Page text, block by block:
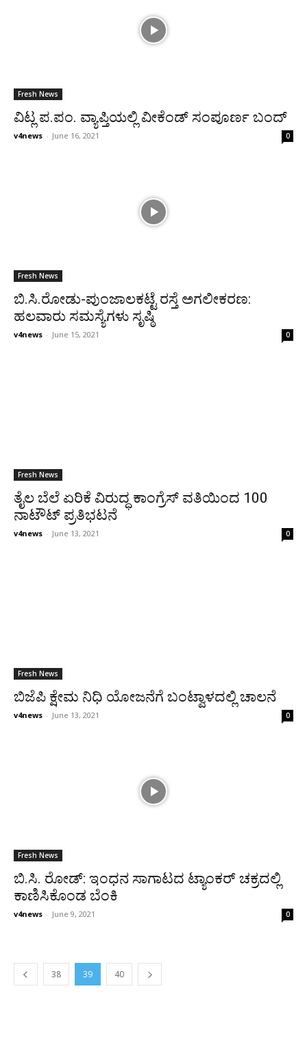
Fresh News
ವಿಟ್ಲ ಪ.ಪಂ. ವ್ಯಾಪ್ತಿಯಲ್ಲಿ ವೀಕೆಂಡ್ ಸಂಪೂರ್ಣ ಬಂದ್
v4news - June 16, 2021 0
Fresh News
ಬಿ.ಸಿ.ರೋಡು-ಪುಂಜಾಲಕಟ್ಟೆ ರಸ್ತೆ ಅಗಲೀಕರಣ:
ಹಲವಾರು ಸಮಸ್ಯೆಗಳು ಸೃಷ್ಠಿ
v4news - June 15, 2021 0
Fresh News
ತೈಲ ಬೆಲೆ ಏರಿಕೆ ವಿರುದ್ಧ ಕಾಂಗ್ರೆಸ್ ವತಿಯಿಂದ 100
ನಾಟೌಟ್ ಪ್ರತಿಭಟನೆ
v4news - June 13, 2021 0
Fresh News
ಬಿಜೆಪಿ ಕ್ಷೇಮ ನಿಧಿ ಯೋಜನೆಗೆ ಬಂಟ್ವಾಳದಲ್ಲಿ ಚಾಲನೆ
v4news - June 13, 2021 0
Fresh News
ಬಿ.ಸಿ. ರೋಡ್: ಇಂಧನ ಸಾಗಾಟದ ಟ್ಯಾಂಕರ್ ಚಕ್ರದಲ್ಲಿ
ಕಾಣಿಸಿಕೊಂಡ ಬೆಂಕಿ
v4news - June 9, 2021 0
38 39 40